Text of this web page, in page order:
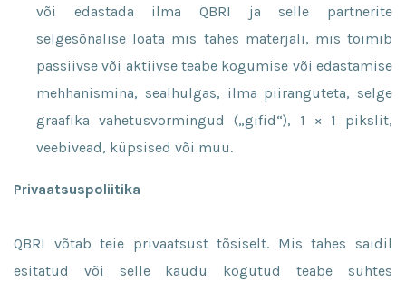
või edastada ilma QBRI ja selle partnerite
selgesõnalise loata mis tahes materjali, mis toimib
passiivse või aktiivse teabe kogumise või edastamise
mehhanismina, sealhulgas, ilma piiranguteta, selge
graafika vahetusvormingud („gifid“), 1 × 1 pikslit,
veebivead, küpsised või muu.
Privaatsuspoliitika
QBRI võtab teie privaatsust tõsiselt. Mis tahes saidil
esitatud või selle kaudu kogutud teabe suhtes